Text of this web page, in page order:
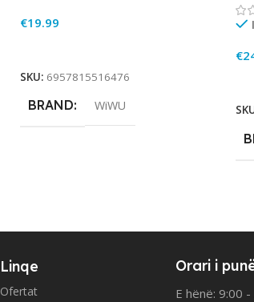
€19.99
SKU: 6957815516476
BRAND WiWU
€
Linqe
Ofertat
Orari i
E hënë: 9:00